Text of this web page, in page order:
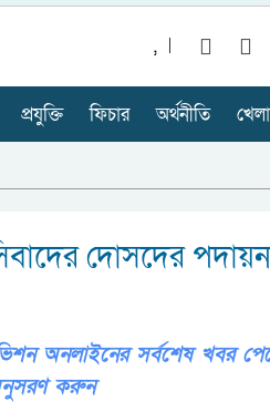
,
প্রযুক্তি ফিচার অর্থনীতি
দোসদের
অনলাইনের সর্বশেষ খবর
করুন